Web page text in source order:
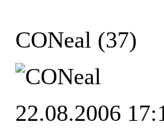
CONeal (37)
22.08.2006